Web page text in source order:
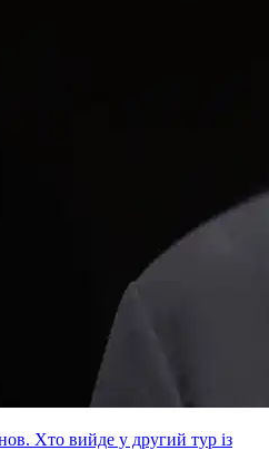
Хто вийде у другий тур із